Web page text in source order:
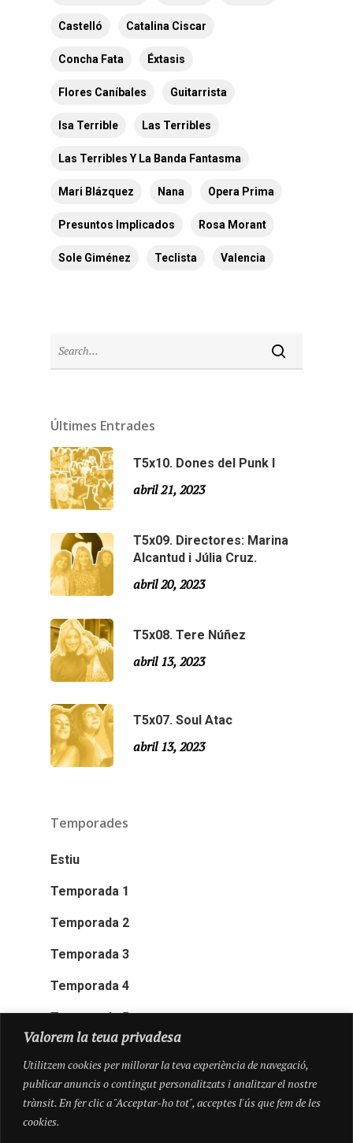
Valorem la teua privadesa
Utilitzem cookies per millorar la teva experiència de navegació,
publicar anuncis o contingut personalitzats i analitzar el nostre
trànsit. En fer clic a "Acceptar-ho tot", acceptes l'ús que fem de les
cookies.
Castelló Catalina Ciscar
Concha Fata Éxtasis
Flores Caníbales Guitarrista
Isa Terrible Las Terribles
Las Terribles Y La Banda Fantasma
Mari Blázquez Nana Opera Prima
Presuntos Implicados Rosa Morant
Sole Giménez Teclista Valencia
Últimes Entrades
T5x10. Dones del Punk I
abril 21, 2023
T5x09. Directores: Marina
Alcantud i Júlia Cruz.
abril 20, 2023
T5x08. Tere Núñez
abril 13, 2023
T5x07. Soul Atac
abril 13, 2023
Temporades
Estiu
Temporada 1
Temporada 2
Temporada 3
Temporada 4
Temporada 5